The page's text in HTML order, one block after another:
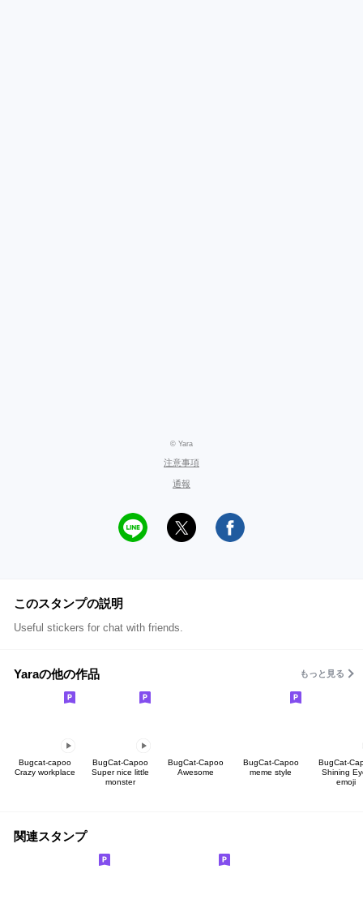
© Yara
注意事項
通報
このスタンプの説明
Useful stickers for chat with friends.
Yaraの他の作品 もっと見る
Bugcat-capoo
Crazy workplace
BugCat-Capoo
Super nice little
monster
BugCat-Capoo
Awesome
BugCat-Capoo
meme style
BugCat-
Shining
emoji
関連スタンプ